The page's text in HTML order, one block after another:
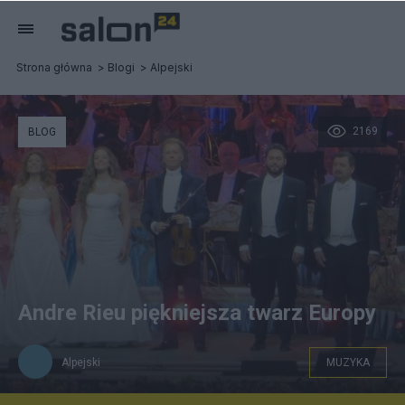
Strona główna Blogi Alpejski
2169
BLOG
Andre Rieu piękniejsza twarz Europy
Alpejski MUZYKA